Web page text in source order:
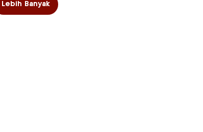
Lebih Banyak